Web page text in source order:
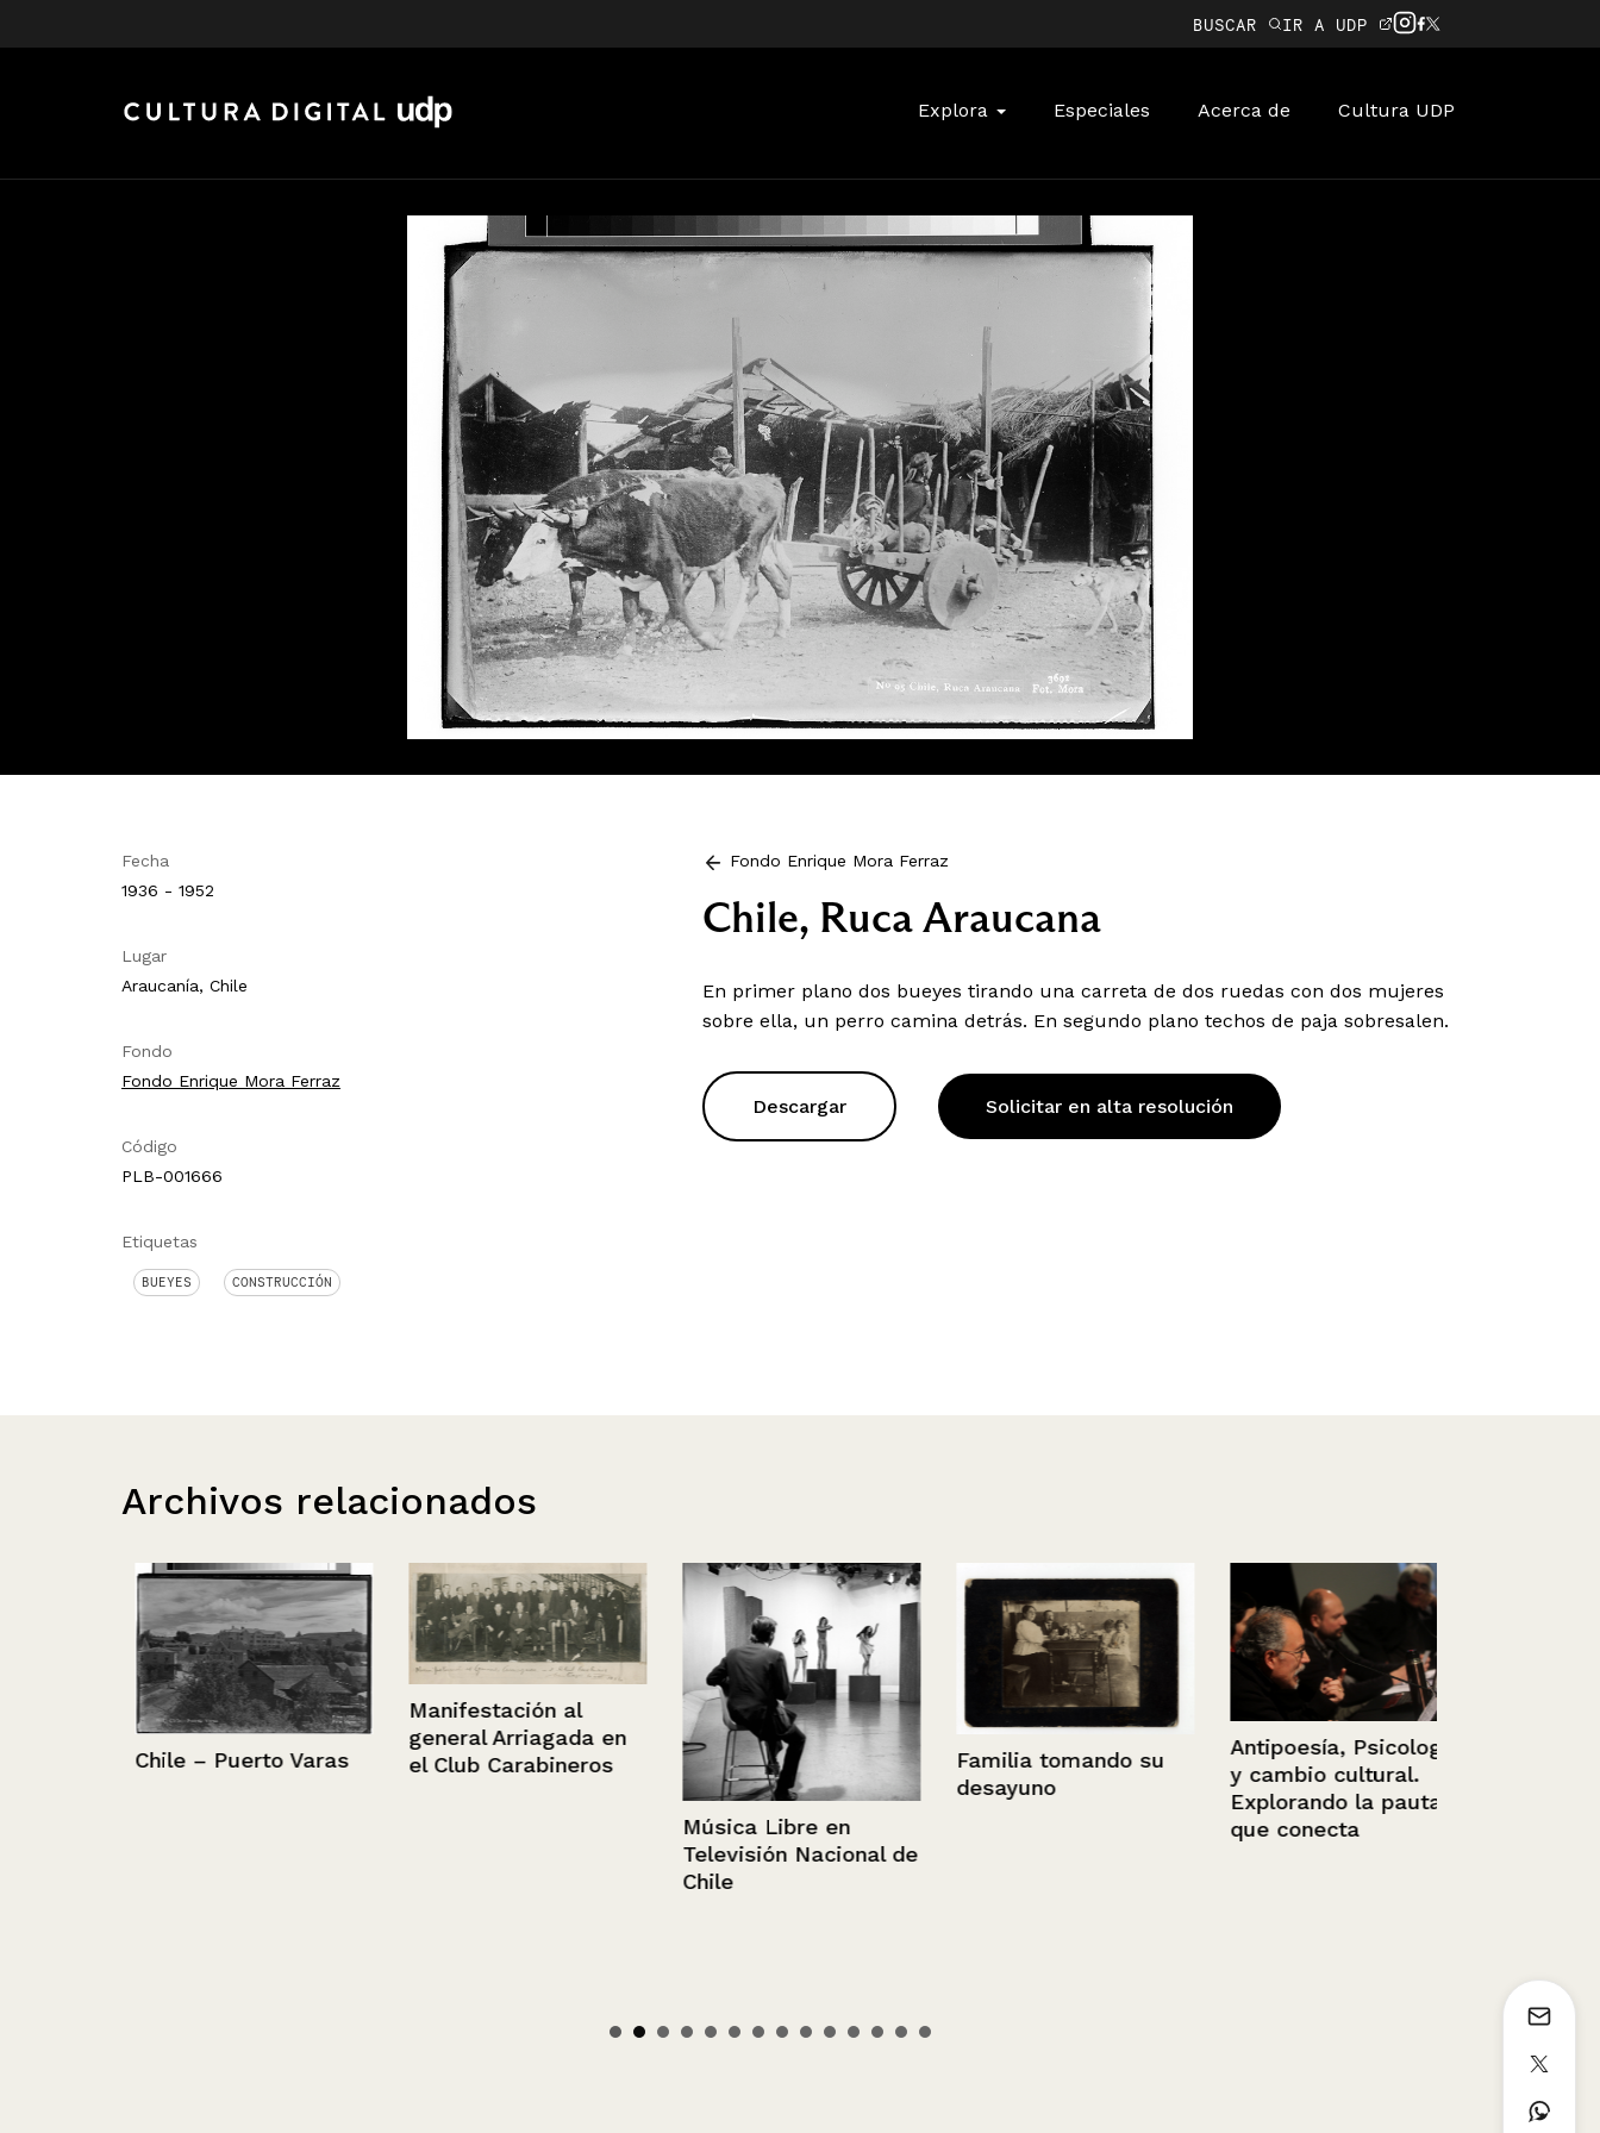
BUSCAR IR A UDP
Explora Especiales Acerca de Cultura UDP
Fecha
1936 - 1952
Lugar
Araucanía, Chile
Fondo
Fondo Enrique Mora Ferraz
Código
PLB-001666
Etiquetas
BUEYES CONSTRUCCIÓN
Fondo Enrique Mora Ferraz
Chile, Ruca Araucana
En primer plano dos bueyes tirando una carreta de dos ruedas con dos mujeres
sobre ella, un perro camina detrás. En segundo plano techos de paja sobresalen.
Descargar Solicitar en alta resolución
Archivos relacionados
Chile – Puerto Varas
Manifestación al
general Arriagada en
el Club Carabineros
Música Libre en
Televisión Nacional de
Chile
Familia tomando su
desayuno
Antipoesía, Psicología
y cambio cultural.
Explorando la pauta
que conecta